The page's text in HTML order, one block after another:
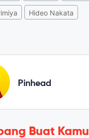
Hideo Nakata
Pinhead
Buat Kamu